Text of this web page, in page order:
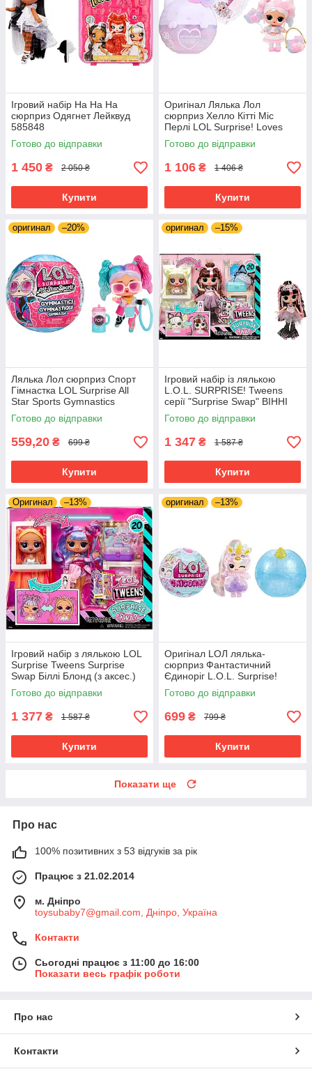
Ігровий набір На На На
сюрприз Одягнет Лейквуд
585848
Готово до відправки
1 450 ₴ 2 050 ₴
Купити
Оригінал Лялька Лол
сюрприз Хелло Кітті Міс
Перлі LOL Surprise! Loves
Hello Kitty Tots
Готово до відправки
1 106 ₴ 1 406 ₴
Купити
оригинал –20%
Лялька Лол сюрприз Спорт
Гімнастка LOL Surprise All
Star Sports Gymnastics
Готово до відправки
559,20 ₴ 699 ₴
Купити
оригинал –15%
Ігровий набір із лялькою
L.O.L. SURPRISE! Tweens
серії "Surprise Swap" ВІННІ
ВЕЙВЗ (з аксес.)
Готово до відправки
1 347 ₴ 1 587 ₴
Купити
Оригинал –13%
Ігровий набір з лялькою LOL
Surprise Tweens Surprise
Swap Біллі Блонд (з аксес.)
Готово до відправки
1 377 ₴ 1 587 ₴
Купити
оригинал –13%
Оригінал LОЛ лялька-
сюрприз Фантастичний
Єдиноріг L.O.L. Surprise!
Unicorns Tots
Готово до відправки
699 ₴ 799 ₴
Купити
Показати ще
Про нас
100% позитивних з 53 відгуків за рік
Працює з 21.02.2014
м. Дніпро
toysubaby7@gmail.com, Дніпро, Україна
Контакти
Сьогодні працює з 11:00 до 16:00
Показати весь графік роботи
Про нас
Контакти